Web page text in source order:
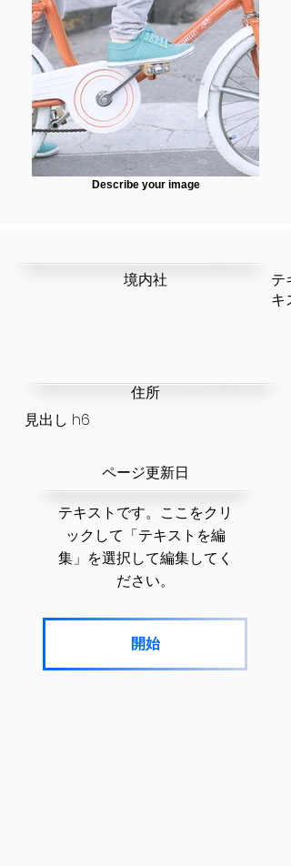
Describe your image
テ
キ
​境内社
​住所
見出し h6
​ページ更新日
テキストです。ここをクリ
ックして「テキストを編
集」を選択して編集してく
ださい。
開始